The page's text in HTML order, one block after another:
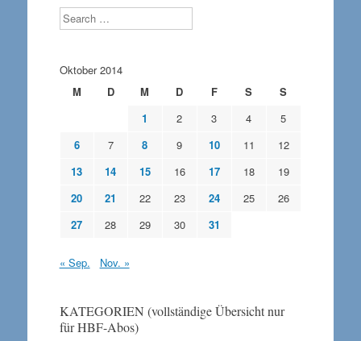
Search
Oktober 2014
M
D M D F S
S
1
2 3 4
5
6
7 8 9 10 11
12
13
14 15 16 17 18
19
20
21 22 23 24 25
26
27
28 29 30 31
« Sep. Nov. »
KATEGORIEN (vollständige Übersicht nur
für HBF-Abos)